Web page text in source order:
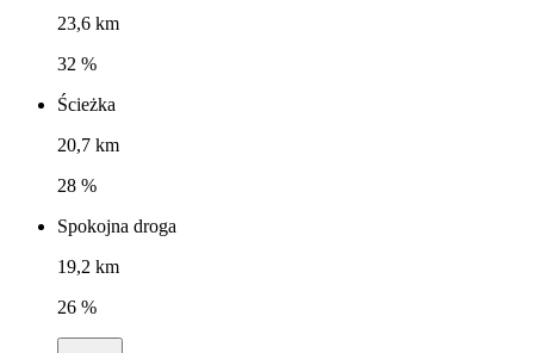
23,6 km
32 %
Ścieżka
20,7 km
28 %
Spokojna droga
19,2 km
26 %